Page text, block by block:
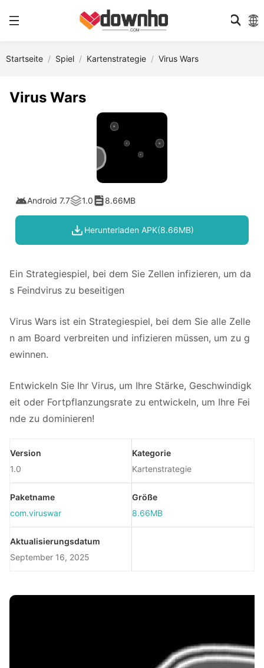
Startseite Spiel Kartenstrategie Virus Wars
Virus Wars
Android 7.7 1.0 8.66MB
Herunterladen APK(8.66MB)
Ein Strategiespiel, bei dem Sie Zellen infizieren, um da
s Feindvirus zu beseitigen
Virus Wars ist ein Strategiespiel, bei dem Sie alle Zelle
n am Board verbreiten und infizieren müssen, um zu g
ewinnen.
Entwickeln Sie Ihr Virus, um Ihre Stärke, Geschwindigk
eit oder Fortpflanzungsrate zu entwickeln, um Ihre Fei
nde zu dominieren!
Version
1.0
Kategorie
Kartenstrategie
Paketname
com.viruswar
Größe
8.66MB
Aktualisierungsdatum
September 16, 2025